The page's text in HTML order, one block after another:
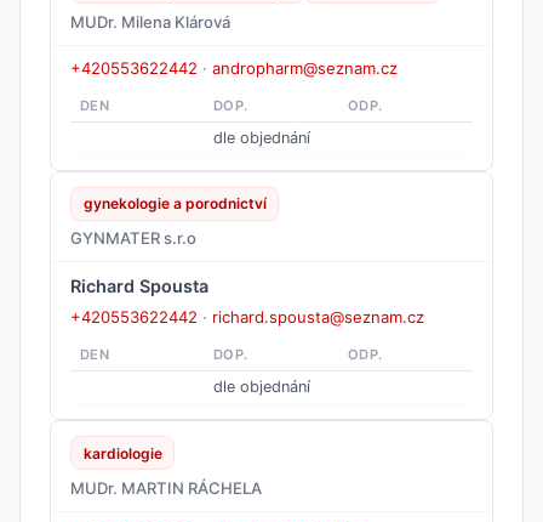
MUDr. Milena Klárová
+420553622442 · andropharm@seznam.cz
DEN DOP. ODP.
dle objednání
gynekologie a porodnictví
GYNMATER s.r.o
Richard Spousta
+420553622442 · richard.spousta@seznam.cz
DEN DOP. ODP.
dle objednání
kardiologie
MUDr. MARTIN RÁCHELA